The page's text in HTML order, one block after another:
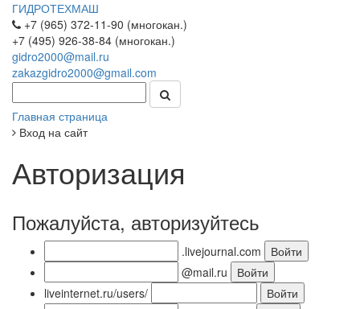
ГИДРОТЕХМАШ
+7 (965) 372-11-90 (многокан.)
+7 (495) 926-38-84 (многокан.)
gidro2000@mail.ru
zakazgidro2000@gmail.com
Главная страница
Вход на сайт
Авторизация
Пожалуйста, авторизуйтесь
.livejournal.com
@mail.ru
liveinternet.ru/users/